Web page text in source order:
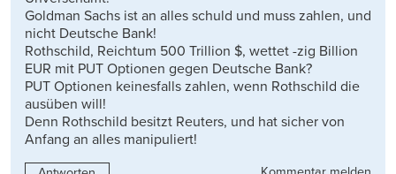
Goldman Sachs ist an alles schuld und muss zahlen, und
nicht Deutsche Bank!
Rothschild, Reichtum 500 Trillion $, wettet -zig Billion
EUR mit PUT Optionen gegen Deutsche Bank?
PUT Optionen keinesfalls zahlen, wenn Rothschild die
ausüben will!
Denn Rothschild besitzt Reuters, und hat sicher von
Anfang an alles manipuliert!